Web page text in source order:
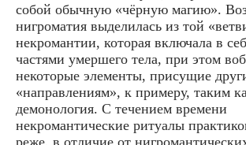
собой обычную «чёрную магию».
нигроматия выделилась из той
некромантии, которая включала в
частями умершего тела, при этом
некоторые элементы, присущие
«направлениям», к примеру, таким
демонология. С течением времени
некромантические ритуалы
реже, в отличие от